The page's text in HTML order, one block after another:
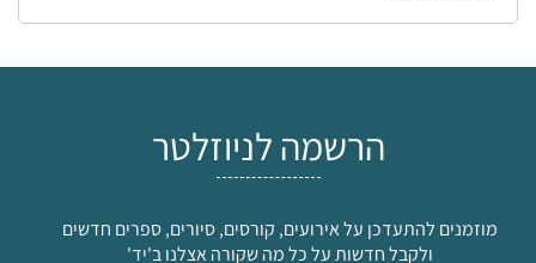
הרשמה לניוזלטר
מוזמנים להתעדכן על אירועים, קורסים, סיורים, ספרים חדשים
ולקבל חדשות על כל מה שקורה אצלנו ב'יד'